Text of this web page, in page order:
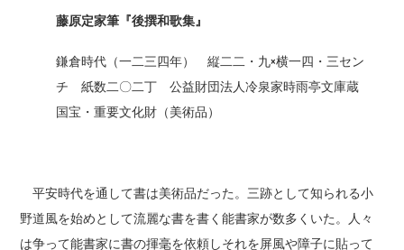
藤原定家筆『後撰和歌集』
鎌倉時代（一二三四年） 縦二二・九×横一四・三セン
チ 紙数二〇二丁 公益財団法人冷泉家時雨亭文庫蔵
国宝・重要文化財（美術品）
平安時代を通して書は美術品だった。三跡として知られる小
野道風を始めとして流麗な書を書く能書家が数多くいた。人々
は争って能書家に書の揮毫を依頼しそれを屏風や障子に貼って